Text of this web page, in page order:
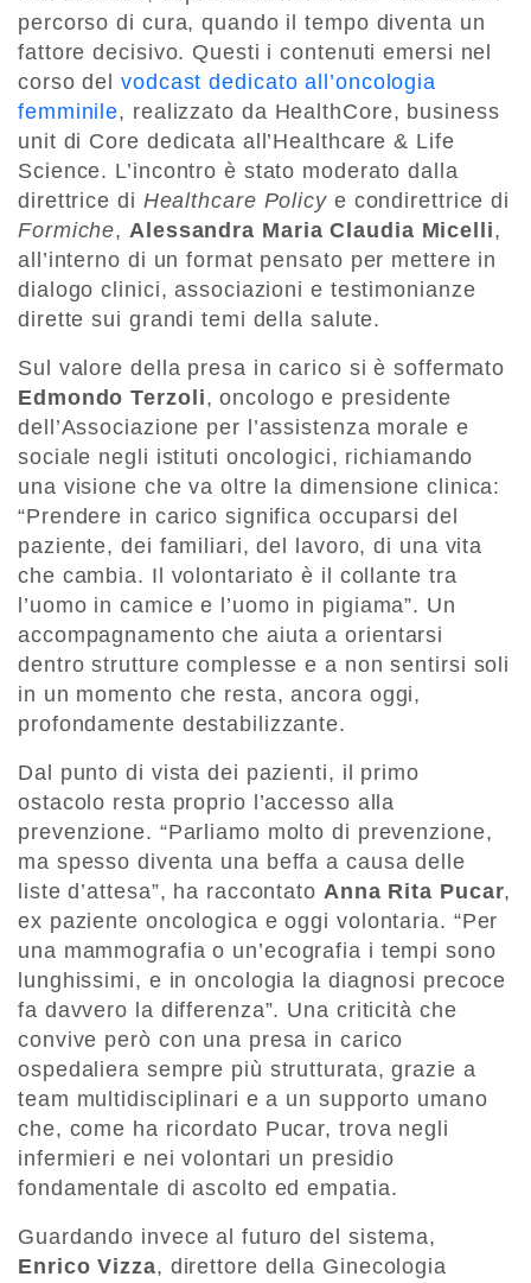
percorso di cura, quando il tempo diventa un
fattore decisivo. Questi i contenuti emersi nel
corso delvodcast dedicato all’oncologia
femminile, realizzato da HealthCore, business
unit di Core dedicata all’Healthcare & Life
Science. L’incontro è stato moderato dalla
direttrice di Healthcare Policye condirettrice di
Formiche,Alessandra Maria Claudia Micelli,
all’interno di un format pensato per mettere in
dialogo clinici, associazioni e testimonianze
dirette sui grandi temi della salute.
Sul valore della presa in carico si è soffermato
Edmondo Terzoli, oncologo e presidente
dell’Associazione per l’assistenza morale e
sociale negli istituti oncologici, richiamando
una visione che va oltre la dimensione clinica:
“Prendere in carico significa occuparsi del
paziente, dei familiari, del lavoro, di una vita
che cambia. Il volontariato è il collante tra
l’uomo in camice e l’uomo in pigiama”. Un
accompagnamento che aiuta a orientarsi
dentro strutture complesse e a non sentirsi soli
in un momento che resta, ancora oggi,
profondamente destabilizzante.
Dal punto di vista dei pazienti, il primo
ostacolo resta proprio l’accesso alla
prevenzione. “Parliamo molto di prevenzione,
ma spesso diventa una beffa a causa delle
liste d’attesa”, ha raccontato Anna Rita Pucar,
ex paziente oncologica e oggi volontaria. “Per
una mammografia o un’ecografia i tempi sono
lunghissimi, e in oncologia la diagnosi precoce
fa davvero la differenza”. Una criticità che
convive però con una presa in carico
ospedaliera sempre più strutturata, grazie a
team multidisciplinari e a un supporto umano
che, come ha ricordato Pucar, trova negli
infermieri e nei volontari un presidio
fondamentale di ascolto ed empatia.
Guardando invece al futuro del sistema,
Enrico Vizza, direttore della Ginecologia